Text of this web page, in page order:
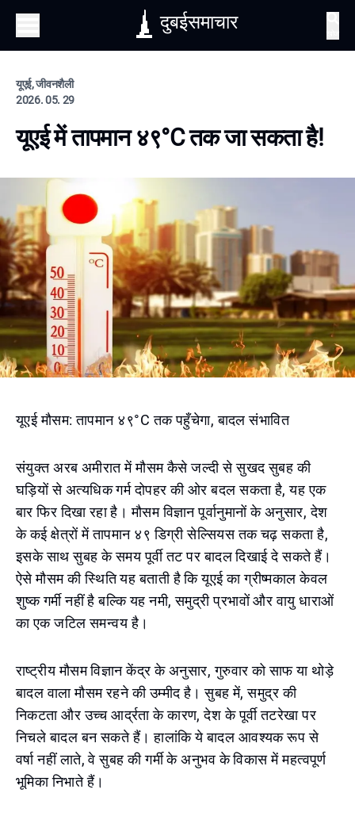
दुबईसमाचार
यूएई, जीवनशैली
2026. 05. 29
यूएई में तापमान ४९°C तक जा सकता है!
यूएई मौसम: तापमान ४९°C तक पहुँचेगा, बादल संभावित
संयुक्त अरब अमीरात में मौसम कैसे जल्दी से सुखद सुबह की
घड़ियों से अत्यधिक गर्म दोपहर की ओर बदल सकता है, यह एक
बार फिर दिखा रहा है। मौसम विज्ञान पूर्वानुमानों के अनुसार, देश
के कई क्षेत्रों में तापमान ४९ डिग्री सेल्सियस तक चढ़ सकता है,
इसके साथ सुबह के समय पूर्वी तट पर बादल दिखाई दे सकते हैं।
ऐसे मौसम की स्थिति यह बताती है कि यूएई का ग्रीष्मकाल केवल
शुष्क गर्मी नहीं है बल्कि यह नमी, समुद्री प्रभावों और वायु धाराओं
का एक जटिल समन्वय है।
राष्ट्रीय मौसम विज्ञान केंद्र के अनुसार, गुरुवार को साफ या थोड़े
बादल वाला मौसम रहने की उम्मीद है। सुबह में, समुद्र की
निकटता और उच्च आर्द्रता के कारण, देश के पूर्वी तटरेखा पर
निचले बादल बन सकते हैं। हालांकि ये बादल आवश्यक रूप से
वर्षा नहीं लाते, वे सुबह की गर्मी के अनुभव के विकास में महत्वपूर्ण
भूमिका निभाते हैं।